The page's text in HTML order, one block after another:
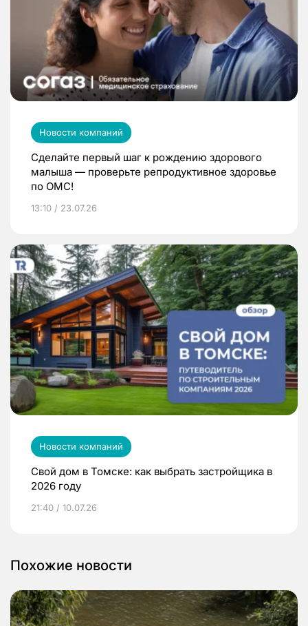
Новости компаний
Сделайте первый шаг к рождению здорового
малыша — проверьте репродуктивное здоровье
по ОМС!
13:10 / 23.07.26
Новости компаний
Свой дом в Томске: как выбрать застройщика в
2026 году
21:40 / 10.07.26
Похожие новости